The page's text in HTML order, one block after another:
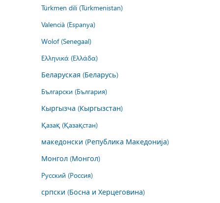
Türkmen dili (Türkmenistan)
Valencià (Espanya)
Wolof (Senegaal)
Ελληνικά (Ελλάδα)
Беларуская (Беларусь)
Български (България)
Кыргызча (Кыргызстан)
Қазақ (Қазақстан)
македонски (Република Македонија)
Монгол (Монгол)
Русский (Россия)
српски (Босна и Херцеговина)